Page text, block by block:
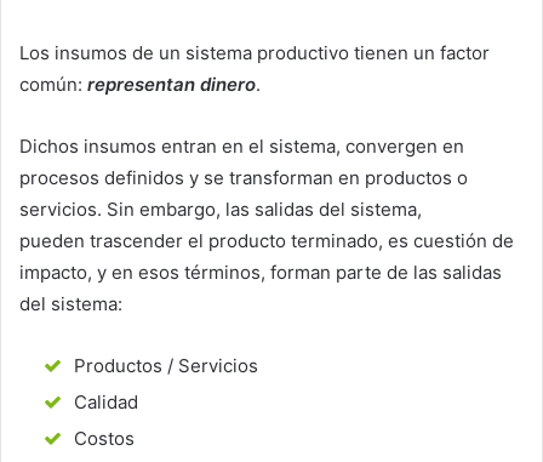
Los insumos de un sistema productivo tienen un factor
común: representan dinero.
Dichos insumos entran en el sistema, convergen en
procesos definidos y se transforman en productos o
servicios. Sin embargo, las salidas del sistema,
pueden trascender el producto terminado, es cuestión de
impacto, y en esos términos, forman parte de las salidas
del sistema:
Productos / Servicios
Calidad
Costos